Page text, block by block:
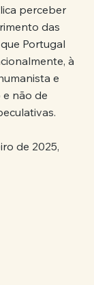
perceber
das
Portugal
à
e
não de
de 2025,